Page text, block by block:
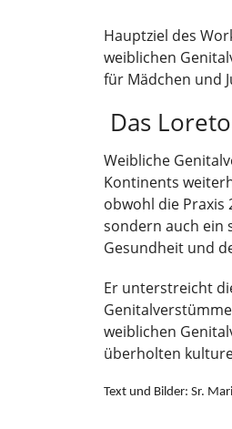
Hauptziel des
weiblichen
für Mädchen und
Das
Weibliche
Kontinents
obwohl die
sondern auch ein
Gesundheit und
Er unterstreicht
weiblichen
überholten
Text und Bilder: Sr.